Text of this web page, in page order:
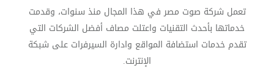
تعمل شركة صوت مصر في هذا المجال منذ سنوات، وقدمت
خدماتها بأحدث التقنيات واعتلت مصاف أفضل الشركات التي
تقدم خدمات استضافة المواقع وادارة السيرفرات على شبكة
الإنترنت.